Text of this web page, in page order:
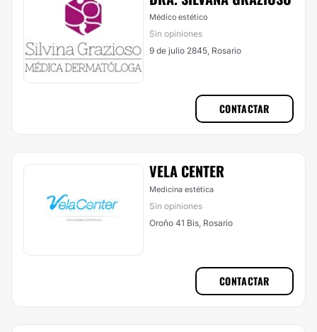
Médico estético
Sin opiniones
9 de julio 2845, Rosario
CONTACTAR
VELA CENTER
Medicina estética
Sin opiniones
Oroño 41 Bis, Rosario
CONTACTAR